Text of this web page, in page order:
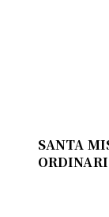
SANTA